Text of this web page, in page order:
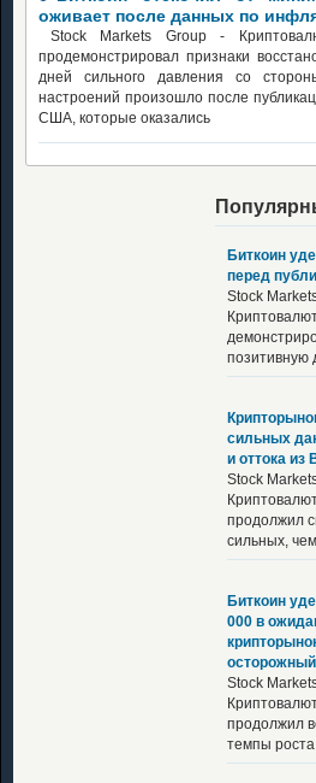
оживает после данных по
Stock Markets Group -
продемонстрировал признаки
дней сильного давления со
настроений произошло после
США, которые оказались
Биткоин
перед
Stock
позитивную
сильных
и оттока из
Stock
продолжил
сильных,
Биткоин
000 в
Stock
продолжил
темпы